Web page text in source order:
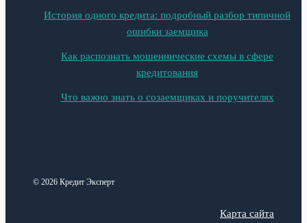
История одного кредита: подробный разбор типичной
ошибки заемщика
Как распознать мошеннические схемы в сфере
кредитования
Что важно знать о созаемщиках и поручителях
© 2026 Кредит Эксперт
Карта сайта